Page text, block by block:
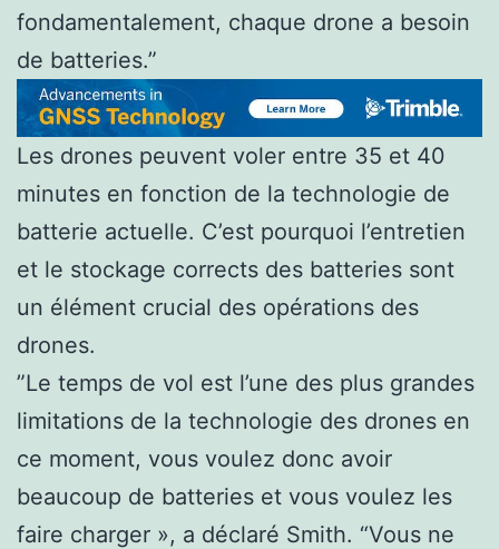
fondamentalement, chaque drone a besoin
de batteries.”
Les drones peuvent voler entre 35 et 40
minutes en fonction de la technologie de
batterie actuelle. C’est pourquoi l’entretien
et le stockage corrects des batteries sont
un élément crucial des opérations des
drones.
”Le temps de vol est l’une des plus grandes
limitations de la technologie des drones en
ce moment, vous voulez donc avoir
beaucoup de batteries et vous voulez les
faire charger », a déclaré Smith. “Vous ne